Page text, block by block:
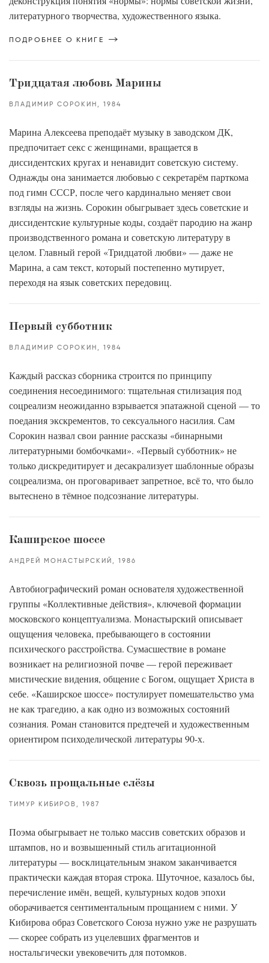
литературного творчества, художественного языка.
ПОДРОБНЕЕ О КНИГЕ
Тридцатая любовь Марины
ВЛАДИМИР СОРОКИН 1984
Марина Алексеева преподаёт музыку в заводском ДК,
предпочитает секс с женщинами, вращается в
диссидентских кругах и ненавидит советскую систему.
Однажды она занимается любовью с секретарём парткома
под гимн СССР, после чего кардинально меняет свои
взгляды на жизнь. Сорокин обыгрывает здесь советские и
диссидентские культурные коды, создаёт пародию на жанр
производственного романа и советскую литературу в
целом. Главный герой «Тридцатой любви» — даже не
Марина, а сам текст, который постепенно мутирует,
переходя на язык советских передовиц.
Первый субботник
ВЛАДИМИР СОРОКИН 1984
Каждый рассказ сборника строится по принципу
соединения несоединимого: тщательная стилизация под
соцреализм неожиданно взрывается эпатажной сценой — то
поедания экскрементов, то сексуального насилия. Сам
Сорокин назвал свои ранние рассказы «бинарными
литературными бомбочками». «Первый субботник» не
только дискредитирует и десакрализует шаблонные образы
соцреализма, он проговаривает запретное, всё то, что было
вытеснено в тёмное подсознание литературы.
Каширское шоссе
АНДРЕЙ МОНАСТЫРСКИЙ 1986
Автобиографический роман основателя художественной
группы «Коллективные действия», ключевой формации
московского концептуализма. Монастырский описывает
ощущения человека, пребывающего в состоянии
психического расстройства. Сумасшествие в романе
возникает на религиозной почве — герой переживает
мистические видения, общение с Богом, ощущает Христа в
себе. «Каширское шоссе» постулирует помешательство ума
не как трагедию, а как одно из возможных состояний
сознания. Роман становится предтечей и художественным
ориентиром психоделической литературы 90-х.
Сквозь прощальные слёзы
ТИМУР КИБИРОВ 1987
Поэма обыгрывает не только массив советских образов и
штампов, но и возвышенный стиль агитационной
литературы — восклицательным знаком заканчивается
практически каждая вторая строка. Шуточное, казалось бы,
перечисление имён, вещей, культурных кодов эпохи
оборачивается сентиментальным прощанием с ними. У
Кибирова образ Советского Союза нужно уже не разрушать
— скорее собрать из уцелевших фрагментов и
ностальгически увековечить для потомков.